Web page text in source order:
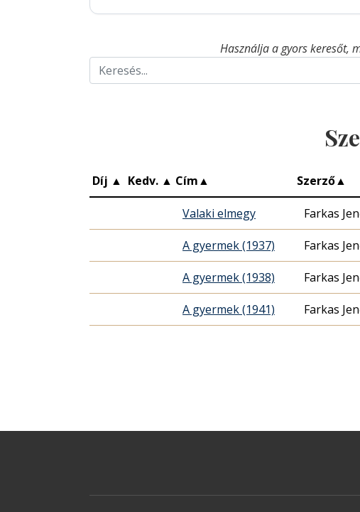
Használja a gyors keresőt,
Díj ▲ Kedv. ▲ Cím▲ Szerző▲
Valaki elmegy Farkas
A gyermek (1937) Farkas
A gyermek (1938) Farkas
A gyermek (1941) Farkas